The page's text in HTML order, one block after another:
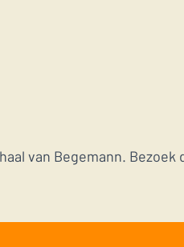
van Begemann.